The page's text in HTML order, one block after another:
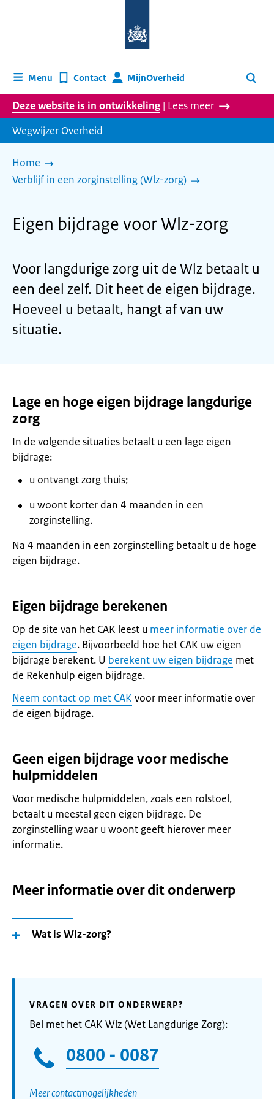
homepage
Menu Contact MijnOverheid Zoeken
Deze website is in ontwikkeling | Lees meer
Wegwijzer Overheid
Home
Verblijf in een zorginstelling (Wlz-zorg)
Eigen bijdrage voor Wlz-zorg
Voor langdurige zorg uit de Wlz betaalt u
een deel zelf. Dit heet de eigen bijdrage.
Hoeveel u betaalt, hangt af van uw
situatie.
Lage en hoge eigen bijdrage langdurige
zorg
In de volgende situaties betaalt u een lage eigen
bijdrage:
u ontvangt zorg thuis;
u woont korter dan 4 maanden in een
zorginstelling.
Na 4 maanden in een zorginstelling betaalt u de hoge
eigen bijdrage.
Eigen bijdrage berekenen
Op de site van het CAK leest u meer informatie over de
eigen bijdrage. Bijvoorbeeld hoe het CAK uw eigen
bijdrage berekent. U berekent uw eigen bijdrage met
de Rekenhulp eigen bijdrage.
Neem contact op met CAK voor meer informatie over
de eigen bijdrage.
Geen eigen bijdrage voor medische
hulpmiddelen
Voor medische hulpmiddelen, zoals een rolstoel,
betaalt u meestal geen eigen bijdrage. De
zorginstelling waar u woont geeft hierover meer
informatie.
Meer informatie over dit onderwerp
Wat is Wlz-zorg?
VRAGEN OVER DIT ONDERWERP?
Bel met het CAK Wlz (Wet Langdurige Zorg):
0800 - 0087
Meer contactmogelijkheden